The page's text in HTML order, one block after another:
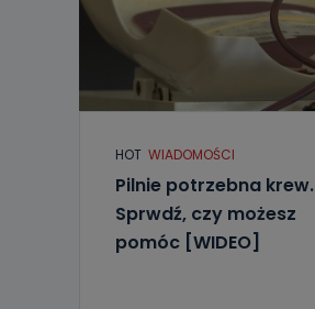
HOT WIADOMOŚCI
Pilnie potrzebna krew.
Sprwdź, czy możesz
pomóc [WIDEO]